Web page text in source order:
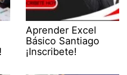
Aprender Excel
Básico Santiago
¡Inscribete!